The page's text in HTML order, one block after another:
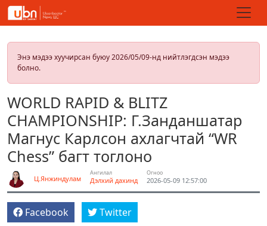
Энэ мэдээ хуучирсан буюу 2026/05/09-нд нийтлэгдсэн мэдээ
болно.
WORLD RAPID & BLITZ
CHAMPIONSHIP: Г.Занданшатар
Магнус Карлсон ахлагчтай “WR
Chess” багт тоглоно
Ц.Янжиндулам
Ангилал
Дэлхий дахинд
Огноо
2026-05-09 12:57:00
Facebook Twitter